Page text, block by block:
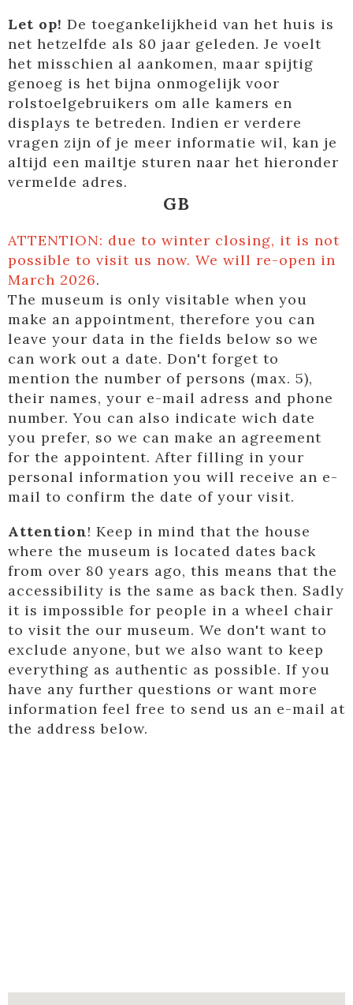
Let op! De toegankelijkheid van het huis is
net hetzelfde als 80 jaar geleden. Je voelt
het misschien al aankomen, maar spijtig
genoeg is het bijna onmogelijk voor
rolstoelgebruikers om alle kamers en
displays te betreden. Indien er verdere
vragen zijn of je meer informatie wil, kan je
altijd een mailtje sturen naar het hieronder
vermelde adres.
GB
ATTENTION: due to winter closing, it is not
possible to visit us now. We will re-open in
March 2026.
The museum is only visitable when you
make an appointment, therefore you can
leave your data in the fields below so we
can work out a date. Don't forget to
mention the number of persons (max. 5),
their names, your e-mail adress and phone
number. You can also indicate wich date
you prefer, so we can make an agreement
for the appointent. After filling in your
personal information you will receive an e-
mail to confirm the date of your visit.
Attention! Keep in mind that the house
where the museum is located dates back
from over 80 years ago, this means that the
accessibility is the same as back then. Sadly
it is impossible for people in a wheel chair
to visit the our museum. We don't want to
exclude anyone, but we also want to keep
everything as authentic as possible. If you
have any further questions or want more
information feel free to send us an e-mail at
the address below.